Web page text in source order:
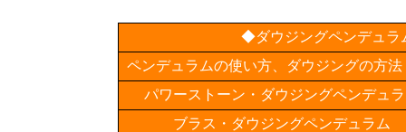
◆ダウジングペンデュラ
ペンデュラムの使い方、ダウジングの方
パワーストーン・ダウジングペンデュ
ブラス・ダウジングペンデュラム